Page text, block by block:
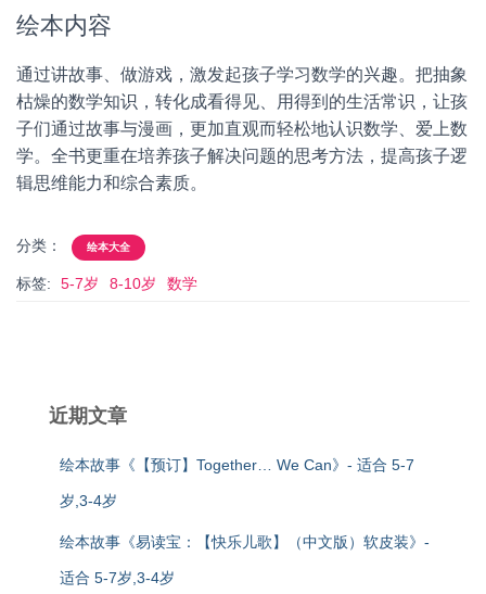
绘本内容
通过讲故事、做游戏，激发起孩子学习数学的兴趣。把抽象
枯燥的数学知识，转化成看得见、用得到的生活常识，让孩
子们通过故事与漫画，更加直观而轻松地认识数学、爱上数
学。全书更重在培养孩子解决问题的思考方法，提高孩子逻
辑思维能力和综合素质。
分类： 绘本大全
标签: 5-7岁 8-10岁 数学
近期文章
绘本故事《【预订】Together… We Can》- 适合 5-7
岁,3-4岁
绘本故事《易读宝：【快乐儿歌】（中文版）软皮装》-
适合 5-7岁,3-4岁